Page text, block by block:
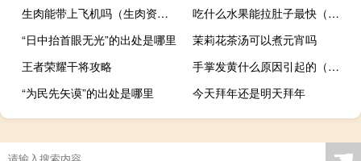
生肉能带上飞机吗（生肉资源）
吃什么水果能拉肚子最快（拉肚子吃什么水果好的最快）
“日中抬首眼无光”的出处是哪里
茉莉花茶汤可以煮元宵吗
王者荣耀干将攻略
手掌发黄什么原因引起的（手掌发黄什么原因）
“为民先矢谟”的出处是哪里
今天拜年还是明天拜年